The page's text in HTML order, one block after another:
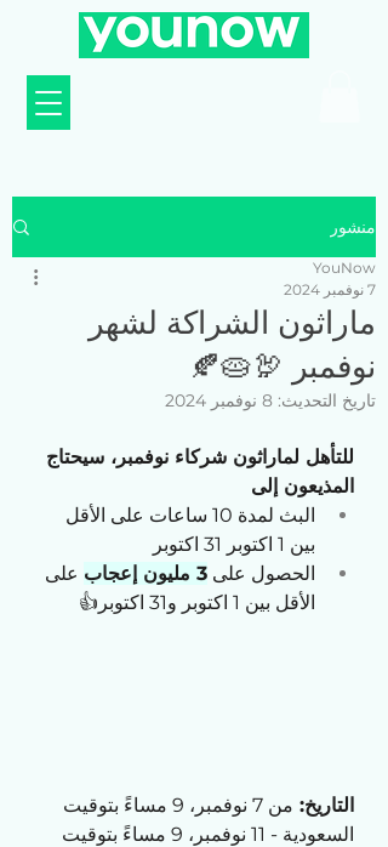
منشور
ماراثون الشراكة لشهر
نوفمبر 🦃🥧🍂
YouNow
7 نوفمبر 2024
تاريخ التحديث: 8 نوفمبر 2024
للتأهل لماراثون شركاء نوفمبر، سيحتاج
المذيعون إلى
البث لمدة 10 ساعات على الأقل
بين 1 اكتوبر 31 اكتوبر
الحصول على 3 مليون إعجاب
على
الأقل بين 1 اكتوبر و31 اكتوبر👍
التاريخ:
من 7 نوفمبر، 9 مساءً بتوقيت
السعودية - 11 نوفمبر، 9 مساءً بتوقيت